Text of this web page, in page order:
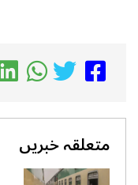
متعلقہ خبریں